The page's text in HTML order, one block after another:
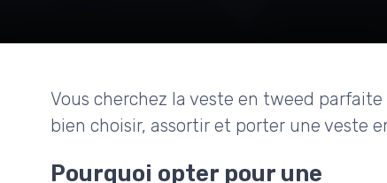
Vous cherchez la veste en tweed
bien choisir, assortir et porter une veste
Pourquoi opter pour une